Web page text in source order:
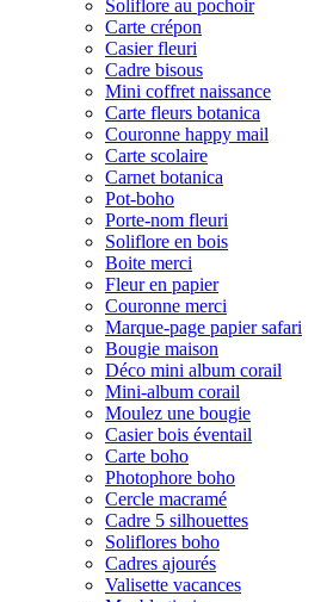
Soliflore au pochoir
Carte crépon
Casier fleuri
Cadre bisous
Mini coffret naissance
Carte fleurs botanica
Couronne happy mail
Carte scolaire
Carnet botanica
Pot-boho
Porte-nom fleuri
Soliflore en bois
Boite merci
Fleur en papier
Couronne merci
Marque-page papier safari
Bougie maison
Déco mini album corail
Mini-album corail
Moulez une bougie
Casier bois éventail
Carte boho
Photophore boho
Cercle macramé
Cadre 5 silhouettes
Soliflores boho
Cadres ajourés
Valisette vacances